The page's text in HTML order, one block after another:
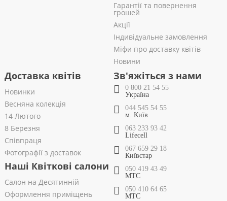
Гарантії та повернення
грошей
Акції
Індивідуальне замовлення
Міфи про доставку квітів
Новини
Доставка квітів
Новинки
Весняна колекція
14 Лютого
8 Березня
Співпраця
Фотографії з доставок
Наші Квіткові салони
Салон на Десятинній
Оформлення приміщень
Зв'яжіться з нами
0 800 21 54 55
Україна
044 545 54 55
м. Київ
063 233 93 42
Lifecell
067 659 29 18
Київстар
050 419 43 49
МТС
050 410 64 65
МТС